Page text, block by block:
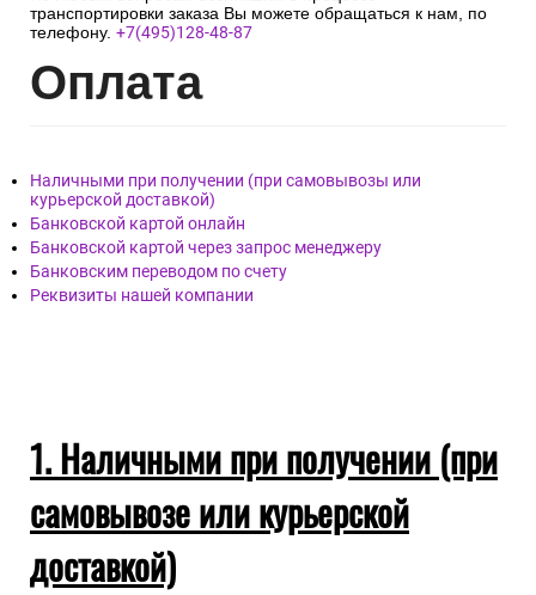
транспортировки заказа Вы можете обращаться к нам, по
телефону. +7(495)128-48-87
Оплата
Наличными при получении (при самовывозы или
курьерской доставкой)
Банковской картой онлайн
Банковской картой через запрос менеджеру
Банковским переводом по счету
Реквизиты нашей компании
1. Наличными при получении (при
самовывозе или курьерской
доставкой)